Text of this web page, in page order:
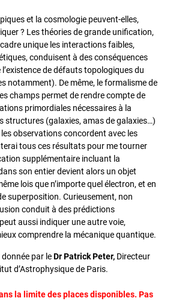
et la cosmologie peuvent-elles,
? Les théories de grande unification,
unique les interactions faibles,
conduisent à des conséquences
de défauts topologiques du
notamment). De même, le formalisme de
champs permet de rendre compte de
primordiales nécessaires à la
structures (galaxies, amas de galaxies…)
observations concordent avec les
tous ces résultats pour me tourner
supplémentaire incluant la
son entier devient alors un objet
lois que n’importe quel électron, et en
superposition. Curieusement, non
conduit à des prédictions
aussi indiquer une autre voie,
comprendre la mécanique quantique.
par leDr Patrick Peter, Directeur
d’Astrophysique de Paris.
la limite des places disponibles. Pas